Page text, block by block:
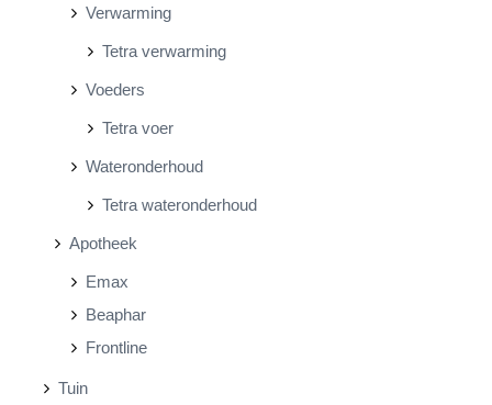
Verwarming
Tetra verwarming
Voeders
Tetra voer
Wateronderhoud
Tetra wateronderhoud
Apotheek
Emax
Beaphar
Frontline
Tuin